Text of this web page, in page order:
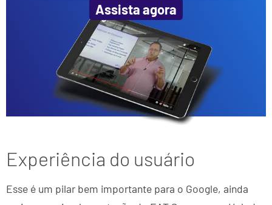
Assista agora
Experiência do usuário
Esse é um pilar bem importante para o Google, ainda